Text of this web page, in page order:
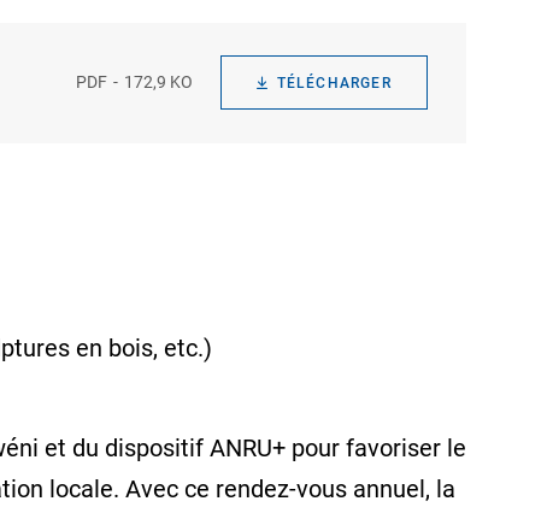
PDF 172,9 KO TÉLÉCHARGER
en bois, etc.)
et du dispositif ANRU+ pour favoriser le
locale. Avec ce rendez-vous annuel, la